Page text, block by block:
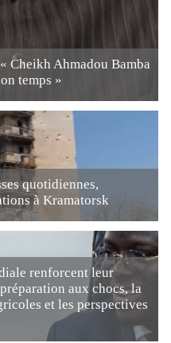
Cheikh Ahmadou Bamba
temps »
quotidiennes,
à Kramatorsk
renforcent leur
aux chocs, la
et les perspectives